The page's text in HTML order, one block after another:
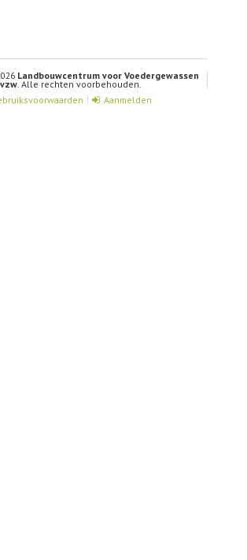
Landbouwcentrum voor Voedergewassen
vzw. Alle rechten voorbehouden.
Aanmelden